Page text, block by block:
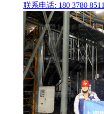
联系电话: 180 3780 8511